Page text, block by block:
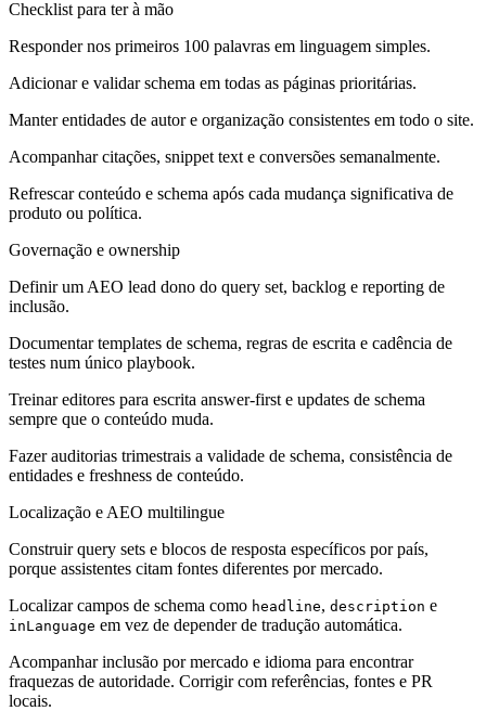
Checklist para ter à mão
Responder nos primeiros 100 palavras em linguagem simples.
Adicionar e validar schema em todas as páginas prioritárias.
Manter entidades de autor e organização consistentes em todo o site.
Acompanhar citações, snippet text e conversões semanalmente.
Refrescar conteúdo e schema após cada mudança significativa de
produto ou política.
Governação e ownership
Definir um AEO lead dono do query set, backlog e reporting de
inclusão.
Documentar templates de schema, regras de escrita e cadência de
testes num único playbook.
Treinar editores para escrita answer-first e updates de schema
sempre que o conteúdo muda.
Fazer auditorias trimestrais a validade de schema, consistência de
entidades e freshness de conteúdo.
Localização e AEO multilingue
Construir query sets e blocos de resposta específicos por país,
porque assistentes citam fontes diferentes por mercado.
Localizar campos de schema como headline, description e
inLanguage em vez de depender de tradução automática.
Acompanhar inclusão por mercado e idioma para encontrar
fraquezas de autoridade. Corrigir com referências, fontes e PR
locais.